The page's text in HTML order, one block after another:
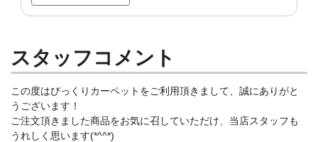
スタッフコメント
この度はびっくりカーペットをご利用頂きまして、誠にありがと
うございます！
ご注文頂きました商品をお気に召していただけ、当店スタッフも
うれしく思います(*^^*)